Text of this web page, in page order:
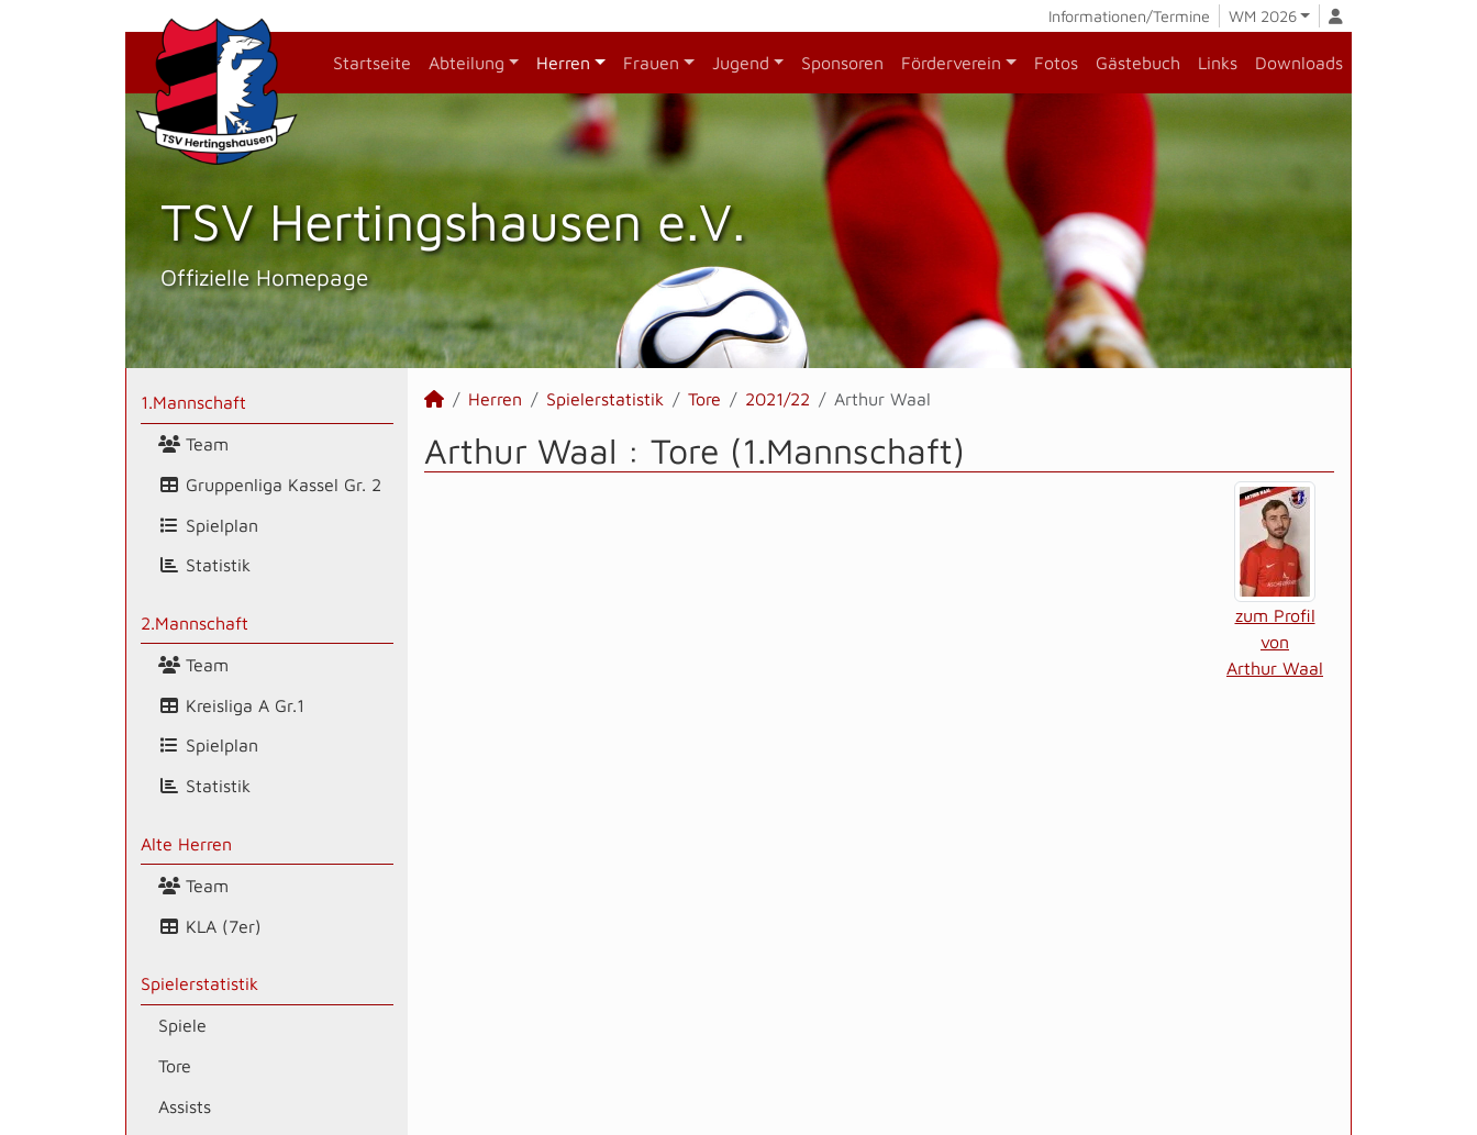
Informationen/Termine WM 2026
Startseite Abteilung Herren Frauen Jugend Sponsoren Förderverein Fotos Gästebuch Links Downloads
TSV Hertings­hausen e.V.
Offizielle Homepage
1.Mannschaft
Team
Gruppenliga Kassel Gr. 2
Spielplan
Statistik
2.Mannschaft
Team
Kreisliga A Gr.1
Spielplan
Statistik
Alte Herren
Team
KLA (7er)
Spielerstatistik
Spiele
Tore
Assists
Herren Spielerstatistik Tore 2021/22 Arthur Waal
Arthur Waal : Tore (1.Mannschaft)
zum Profil
von
Arthur Waal